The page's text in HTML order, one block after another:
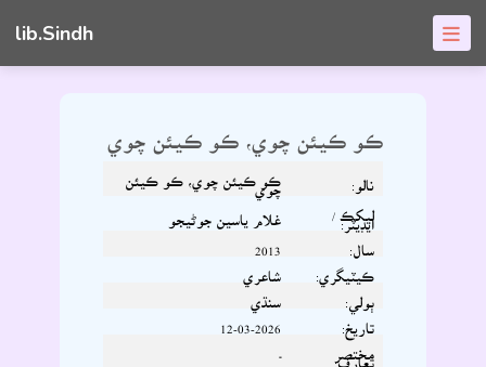
lib.Sindh
ڪو ڪيئن چوي، ڪو ڪيئن چوي
چوي
نالو:
غلام ياسين جوڻيجو
ليکڪ /
ايڊيٽر:
سال:
شاعري ڪيٽيگري:
سنڌي ٻولي:
تاريخ:
تعارف: